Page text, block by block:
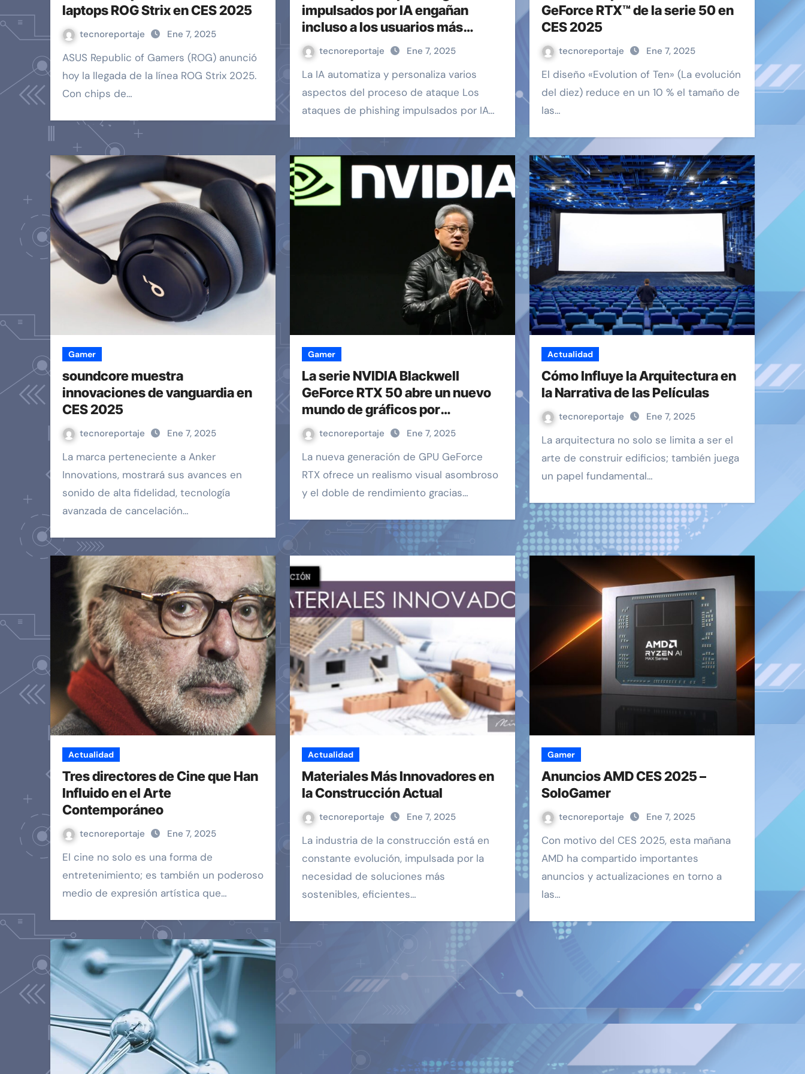
laptops ROG Strix en CES 2025
tecnoreportaje Ene 7, 2025
ASUS Republic of Gamers (ROG) anunció
hoy la llegada de la línea ROG Strix 2025.
Con chips de…
impulsados ​​por IA engañan
incluso a los usuarios más
conscientes – Blog EHCGroup
tecnoreportaje Ene 7, 2025
La IA automatiza y personaliza varios
aspectos del proceso de ataque Los
ataques de phishing impulsados ​​por IA…
GeForce RTX™ de la serie 50 en
CES 2025
tecnoreportaje Ene 7, 2025
El diseño «Evolution of Ten» (La evolución
del diez) reduce en un 10 % el tamaño de
las…
Gamer
soundcore muestra
innovaciones de vanguardia en
CES 2025
tecnoreportaje Ene 7, 2025
La marca perteneciente a Anker
Innovations, mostrará sus avances en
sonido de alta fidelidad, tecnología
avanzada de cancelación…
Gamer
La serie NVIDIA Blackwell
GeForce RTX 50 abre un nuevo
mundo de gráficos por
ordenador con IA
tecnoreportaje Ene 7, 2025
La nueva generación de GPU GeForce
RTX ofrece un realismo visual asombroso
y el doble de rendimiento gracias…
Actualidad
Cómo Influye la Arquitectura en
la Narrativa de las Películas
tecnoreportaje Ene 7, 2025
La arquitectura no solo se limita a ser el
arte de construir edificios; también juega
un papel fundamental…
Actualidad
Tres directores de Cine que Han
Influido en el Arte
Contemporáneo
tecnoreportaje Ene 7, 2025
El cine no solo es una forma de
entretenimiento; es también un poderoso
medio de expresión artística que…
Actualidad
Materiales Más Innovadores en
la Construcción Actual
tecnoreportaje Ene 7, 2025
La industria de la construcción está en
constante evolución, impulsada por la
necesidad de soluciones más
sostenibles, eficientes…
Gamer
Anuncios AMD CES 2025 –
SoloGamer
tecnoreportaje Ene 7, 2025
Con motivo del CES 2025, esta mañana
AMD ha compartido importantes
anuncios y actualizaciones en torno a
las…